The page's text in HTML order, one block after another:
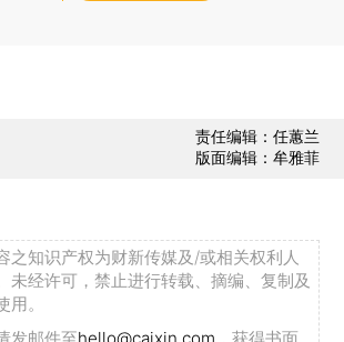
责任编辑：任蕙兰
版面编辑：牟雅菲
之知识产权为财新传媒及/或相关权利人
未经许可，禁止进行转载、摘编、复制及
。